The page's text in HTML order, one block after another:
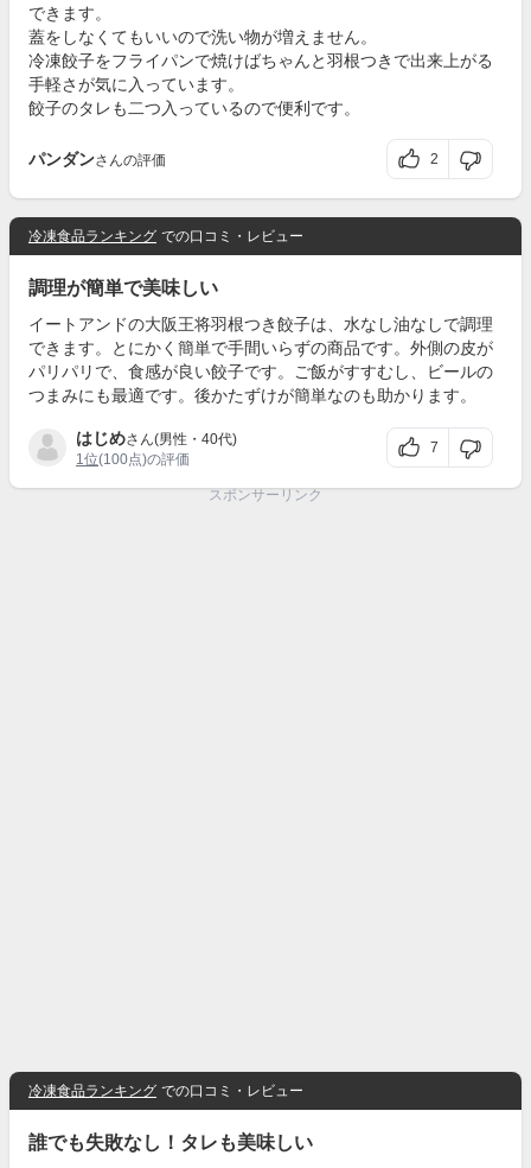
できます。
蓋をしなくてもいいので洗い物が増えません。
冷凍餃子をフライパンで焼けばちゃんと羽根つきで出来上がる
手軽さが気に入っています。
餃子のタレも二つ入っているので便利です。
パンダンさんの評価 2
冷凍食品ランキング での口コミ・レビュー
調理が簡単で美味しい
イートアンドの大阪王将羽根つき餃子は、水なし油なしで調理
できます。とにかく簡単で手間いらずの商品です。外側の皮が
パリパリで、食感が良い餃子です。ご飯がすすむし、ビールの
つまみにも最適です。後かたずけが簡単なのも助かります。
はじめさん(男性・40代)
1位(100点)の評価
7
スポンサーリンク
冷凍食品ランキング での口コミ・レビュー
誰でも失敗なし！タレも美味しい